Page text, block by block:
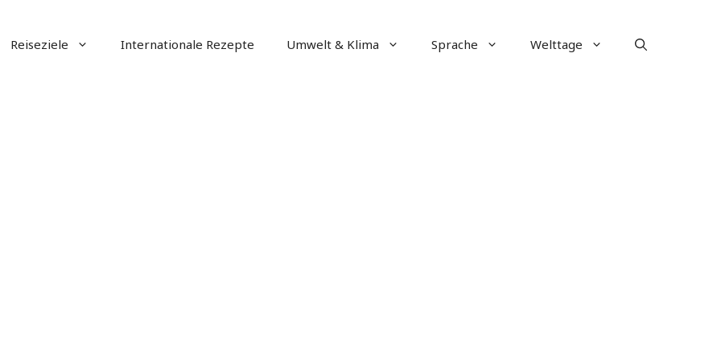
Reiseziele Internationale Rezepte Umwelt & Klima Sprache Welttage